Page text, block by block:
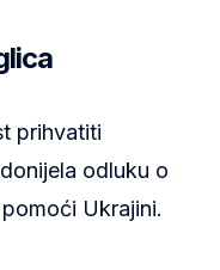
prihvatiti
odluku o
Ukrajini.